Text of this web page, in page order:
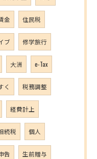
金 住民税
ブ 修学旅行
大洲 e-Tax
く 税務調整
経費計上
続税 個人
告 生前贈与